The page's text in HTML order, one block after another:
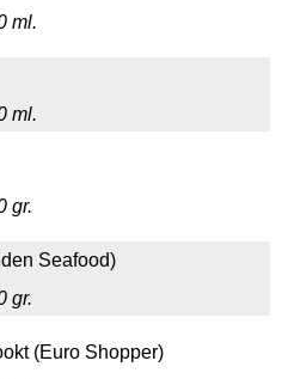
ml.
ml.
gr.
Seafood)
gr.
(Euro Shopper)